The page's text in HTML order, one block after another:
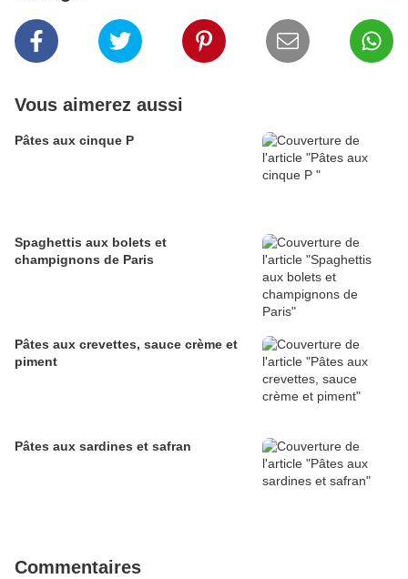
Vous aimerez aussi
Pâtes aux cinque P
Spaghettis aux bolets et
champignons de Paris
Pâtes aux crevettes, sauce crème et
piment
Pâtes aux sardines et safran
Commentaires